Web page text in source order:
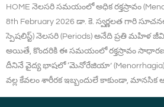
HOME నెలసరి సమయంలో అధిక రక్తస్రావం
8th February 2026 డా. కె. స్వర్ణలత గారి
స్పెషలిస్ట్) నెలసరి (Periods) అనేది ప్రతి మహిళ
అయితే, కొందరికి ఈ సమయంలో రక్తస్రావం
దీనినే వైద్య భాషలో ‘మెనోరేజియా’
వల్ల కేవలం శారీరక ఇబ్బందులే కాకుండా, మానసిక